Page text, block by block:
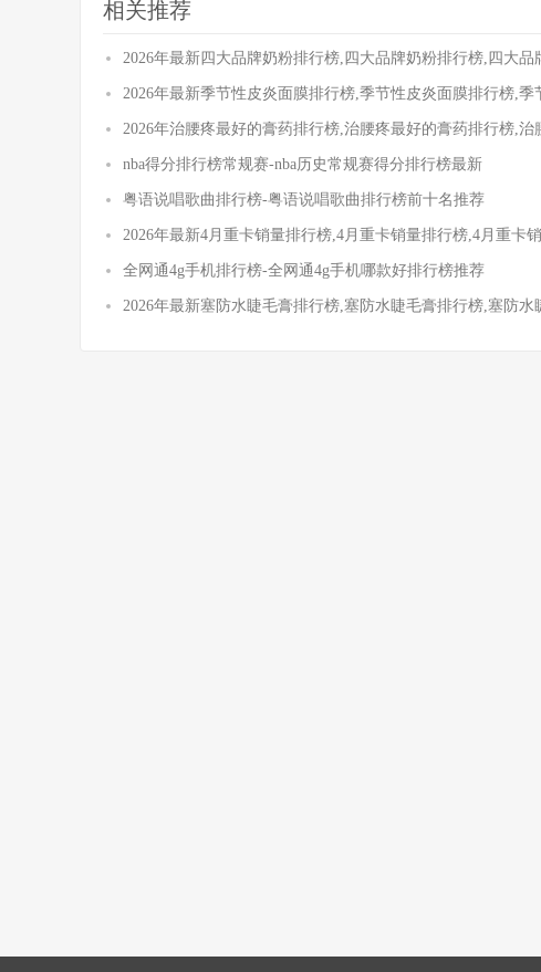
相关推荐
2026年最新四大品牌奶粉排行榜,四大品牌奶粉排行榜,四大
2026年最新季节性皮炎面膜排行榜,季节性皮炎面膜排行榜,
2026年治腰疼最好的膏药排行榜,治腰疼最好的膏药排行榜,
nba得分排行榜常规赛-nba历史常规赛得分排行榜最新
粤语说唱歌曲排行榜-粤语说唱歌曲排行榜前十名推荐
2026年最新4月重卡销量排行榜,4月重卡销量排行榜,4月重卡
全网通4g手机排行榜-全网通4g手机哪款好排行榜推荐
2026年最新塞防水睫毛膏排行榜,塞防水睫毛膏排行榜,塞防